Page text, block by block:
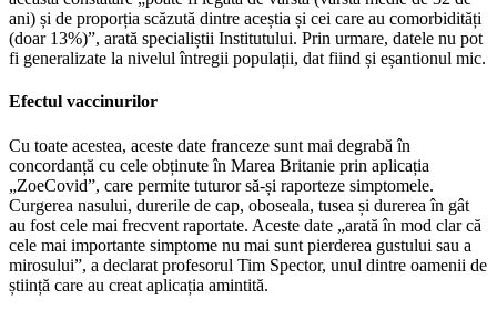
ani) și de proporția scăzută dintre aceștia și cei care au comorbidități
(doar 13%)”, arată specialiștii Institutului. Prin urmare, datele nu pot
fi generalizate la nivelul întregii populații, dat fiind și eșantionul mic.
Efectul vaccinurilor
Cu toate acestea, aceste date franceze sunt mai degrabă în
concordanță cu cele obținute în Marea Britanie prin aplicația
„ZoeCovid”, care permite tuturor să-și raporteze simptomele.
Curgerea nasului, durerile de cap, oboseala, tusea și durerea în gât
au fost cele mai frecvent raportate. Aceste date „arată în mod clar că
cele mai importante simptome nu mai sunt pierderea gustului sau a
mirosului”, a declarat profesorul Tim Spector, unul dintre oamenii de
știință care au creat aplicația amintită.